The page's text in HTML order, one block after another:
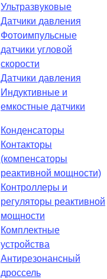
Ультразвуковые
Датчики давления
Фотоимпульсные
датчики угловой
скорости
Датчики давления
Индуктивные и
емкостные датчики
Конденсаторы
Контакторы
(компенсаторы
реактивной мощности)
Контроллеры и
регуляторы реактивной
мощности
Комплектные
устройства
Антирезонансный
дроссель